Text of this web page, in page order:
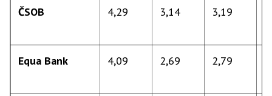
ČSOB 4,29 3,14 3,19
Equa Bank 4,09 2,69 2,79